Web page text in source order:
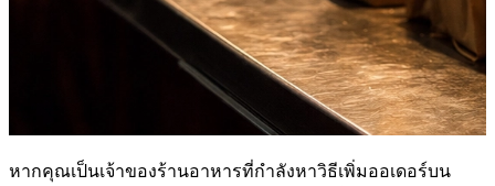
หากคุณเป็นเจ้าของร้านอาหารที่กำลังหาวิธีเพิ่มออเดอร์บน